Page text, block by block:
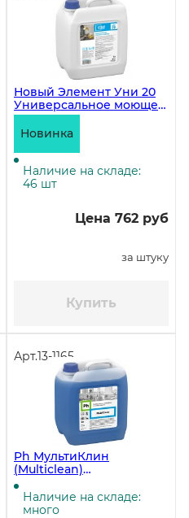
Новый Элемент Уни 20
Универсальное моющее
средство, 5 литров
Новинка
Наличие на складе:
46 шт
Цена 762 руб
за штуку
Купить
Арт.13-1165
Ph МультиКлин
(Multiclean)
Универсальное
низкопенное моющее
средство, 5 литров ЧЗ
Наличие на складе:
много